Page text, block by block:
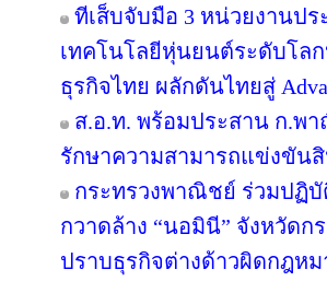
ทีเส็บจับมือ 3 หน่วยงานปร
เทคโนโลยีหุ่นยนต์ระดับโลก
ธุรกิจไทย ผลักดันไทยสู่
ส.อ.ท. พร้อมประสาน ก.พา
รักษาความสามารถแข่งขัน
กระทรวงพาณิชย์ ร่วมปฏิบั
กวาดล้าง “นอมินี” จังหวัด
ปราบธุรกิจต่างด้าวผิดกฎหม